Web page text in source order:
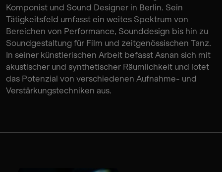
Komponist und Sound Designer in Berlin. Sein
Tätigkeitsfeld umfasst ein weites Spektrum von
Bereichen von Performance, Sounddesign bis hin zu
Soundgestaltung für Film und zeitgenössischen Tanz.
In seiner künstlerischen Arbeit befasst Asnan sich mit
akustischer und synthetischer Räumlichkeit und lotet
das Potenzial von verschiedenen Aufnahme- und
Verstärkungstechniken aus.